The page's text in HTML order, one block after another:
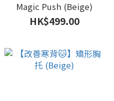
Magic Push (Beige)
HK$499.00